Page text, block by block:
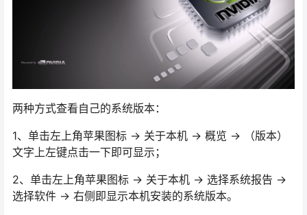
两种方式查看自己的系统版本：
1、单击左上角苹果图标 -> 关于本机 -> 概览 -> （版本）
文字上左键点击一下即可显示；
2、单击左上角苹果图标 -> 关于本机 -> 选择系统报告 ->
选择软件 -> 右侧即显示本机安装的系统版本。